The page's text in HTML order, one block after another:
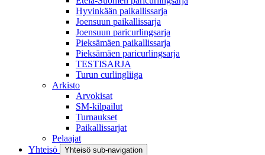
Hyvinkään paikallissarja
Joensuun paikallissarja
Joensuun paricurlingsarja
Pieksämäen paikallissarja
Pieksämäen paricurlingsarja
TESTISARJA
Turun curlingliiga
Arkisto
Arvokisat
SM-kilpailut
Turnaukset
Paikallissarjat
Pelaajat
Yhteisö
Yhteisö sub-navigation